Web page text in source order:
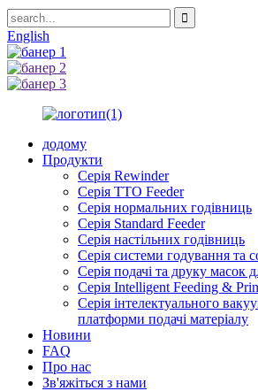
English
додому
Продукти
Серія Rewinder
Серія TTO Feeder
Серія нормальних годівниць
Серія Standard Feeder
Серія настільних годівниць
Серія системи годування та
Серія подачі та друку масок
Серія Intelligent Feeding &
Серія інтелектуального
платформи подачі матеріалу
Новини
FAQ
Про нас
Зв'яжіться з нами